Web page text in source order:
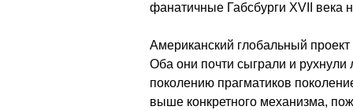
фанатичные Габсбурги XVII века
Американский глобальный проект
Оба они почти сыграли и
поколению прагматиков
выше конкретного механизма,